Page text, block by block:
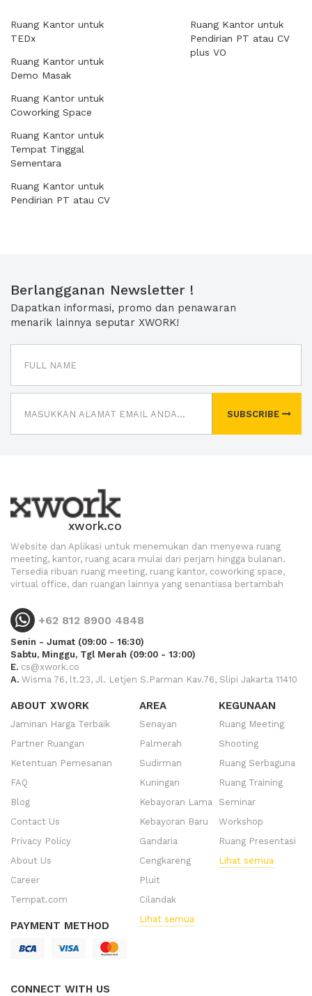
Ruang Kantor untuk
TEDx
Ruang Kantor untuk
Demo Masak
Ruang Kantor untuk
Coworking Space
Ruang Kantor untuk
Tempat Tinggal
Sementara
Ruang Kantor untuk
Pendirian PT atau CV
Ruang Kantor untuk
Pendirian PT atau CV
plus VO
Berlangganan Newsletter !
Dapatkan informasi, promo dan penawaran
menarik lainnya seputar XWORK!
SUBSCRIBE
xwork.co
Website dan Aplikasi untuk menemukan dan menyewa ruang
meeting, kantor, ruang acara mulai dari perjam hingga bulanan.
Tersedia ribuan ruang meeting, ruang kantor, coworking space,
virtual office, dan ruangan lainnya yang senantiasa bertambah
+62 812 8900 4848
Senin - Jumat (09:00 - 16:30)
Sabtu, Minggu, Tgl Merah (09:00 - 13:00)
E. cs@xwork.co
A. Wisma 76, lt.23, Jl. Letjen S.Parman Kav.76, Slipi Jakarta 11410
ABOUT XWORK
Jaminan Harga Terbaik
Partner Ruangan
Ketentuan Pemesanan
FAQ
Blog
Contact Us
Privacy Policy
About Us
Career
Tempat.com
PAYMENT METHOD
CONNECT WITH US
AREA
Senayan
Palmerah
Sudirman
Kuningan
Kebayoran Lama
Kebayoran Baru
Gandaria
Cengkareng
Pluit
Cilandak
Lihat semua
KEGUNAAN
Ruang Meeting
Shooting
Ruang Serbaguna
Ruang Training
Seminar
Workshop
Ruang Presentasi
Lihat semua